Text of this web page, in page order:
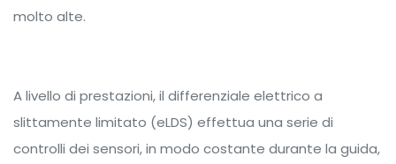
molto alte.
A livello di prestazioni, il differenziale elettrico a
slittamente limitato (eLDS) effettua una serie di
controlli dei sensori, in modo costante durante la guida,